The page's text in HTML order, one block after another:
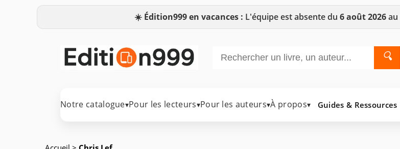
☀️ Édition999 en vacances : L'équipe est absente du 6 août 2026au
🔍
Notre catalogue▾Pour les lecteurs▾Pour les auteurs▾À propos▾ Guides & Ressources